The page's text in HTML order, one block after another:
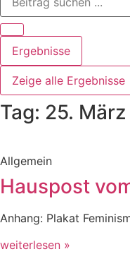
Ergebnisse
Zeige alle Ergebnisse
Tag: 25.
Allgemein
Hauspost
Anhang: Plakat
weiterlesen »